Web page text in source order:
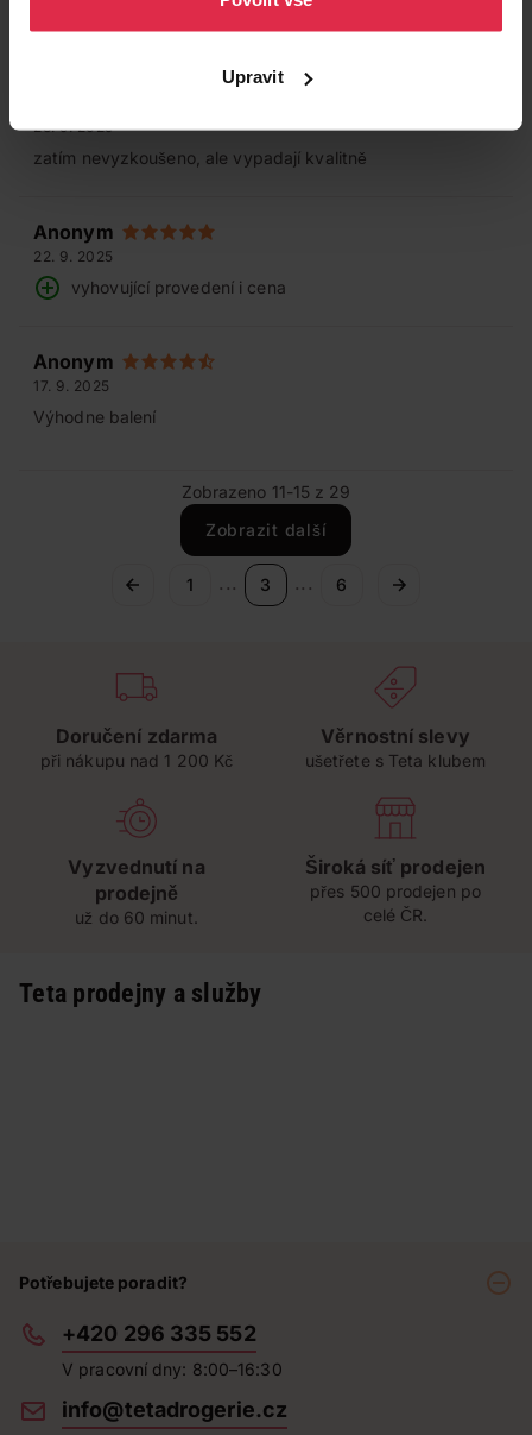
Upravit
Vatové tyčinky sou balené v recyklovaném obalu takže
nezabírají tolik mista
23. 9. 2025
zatím nevyzkoušeno, ale vypadají kvalitně
Anonym
22. 9. 2025
vyhovující provedení i cena
Anonym
17. 9. 2025
Výhodne balení
Zobrazeno 11-15 z 29
Zobrazit další
1 ... 3 ... 6
Doručení zdarma
při nákupu nad 1 200 Kč
Věrnostní slevy
ušetřete s Teta klubem
Vyzvednutí na
prodejně
už do 60 minut.
Široká síť prodejen
přes 500 prodejen po
celé ČR.
Teta prodejny a služby
Potřebujete poradit?
+420 296 335 552
V pracovní dny: 8:00–16:30
info@tetadrogerie.cz